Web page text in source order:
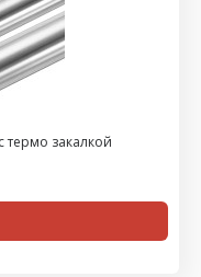
закалкой